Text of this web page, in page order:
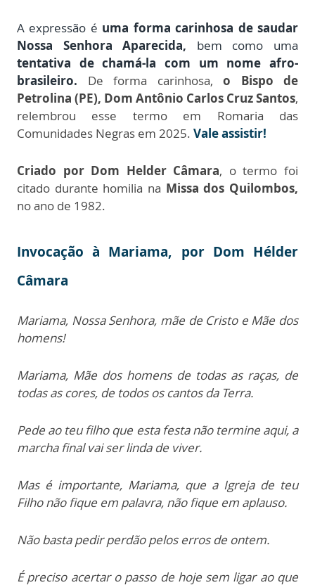
A expressão é uma forma carinhosa de saudar
Nossa Senhora Aparecida, bem como uma
tentativa de chamá-la com um nome afro-
brasileiro.
De forma carinhosa, o Bispo de
Petrolina (PE), Dom Antônio Carlos Cruz Santos,
relembrou esse termo em Romaria das
Comunidades Negras em 2025. Vale assistir!
Criado por Dom Helder Câmara, o termo foi
citado durante homilia na Missa dos Quilombos,
no ano de 1982.
Invocação à Mariama, por Dom Hélder
Câmara
Mariama, Nossa Senhora, mãe de Cristo e Mãe dos
homens!
Mariama, Mãe dos homens de todas as raças, de
todas as cores, de todos os cantos da Terra.
Pede ao teu filho que esta festa não termine aqui, a
marcha final vai ser linda de viver.
Mas é importante, Mariama, que a Igreja de teu
Filho não fique em palavra, não fique em aplauso.
Não basta pedir perdão pelos erros de ontem.
É preciso acertar o passo de hoje sem ligar ao que